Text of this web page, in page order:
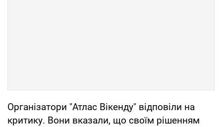
Організатори "Атлас Вікенду" відповіли на
критику. Вони вказали, що своїм рішенням